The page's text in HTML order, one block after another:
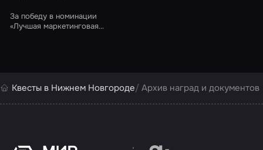
За победу в номинации
«Лучшая маркетинговая
«Калимба»
Квесты в Нижнем Новгороде Архив наград и документов